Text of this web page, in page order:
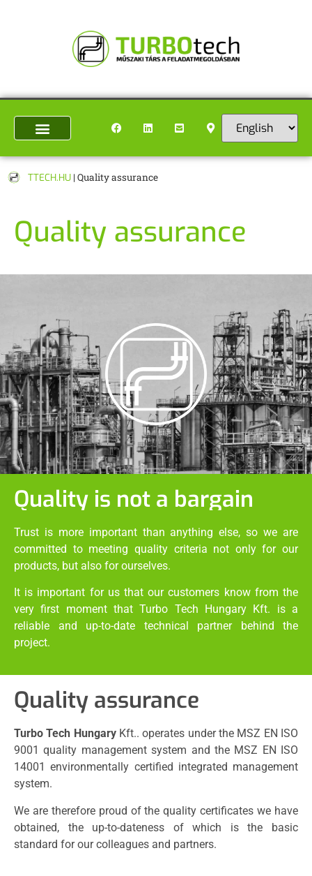
TTECH.HU | Quality assurance
Quality assurance
Quality is not a bargain
Trust is more important than anything else, so we are
committed to meeting quality criteria not only for our
products, but also for ourselves.
It is important for us that our customers know from the
very first moment that Turbo Tech Hungary Kft. is a
reliable and up-to-date technical partner behind the
project.
Quality assurance
Turbo Tech HungaryKft.. operates under the MSZ EN ISO
9001 quality management system and the MSZ EN ISO
14001 environmentally certified integrated management
system.
We are therefore proud of the quality certificates we have
obtained, the up-to-dateness of which is the basic
standard for our colleagues and partners.